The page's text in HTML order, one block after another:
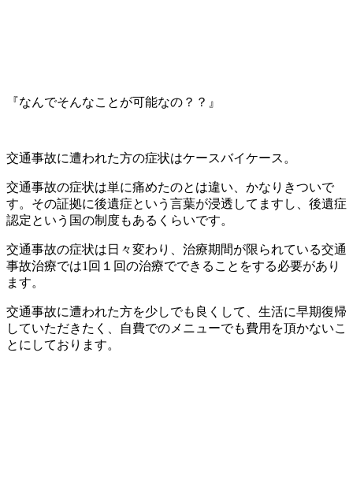
『なんでそんなことが可能なの？？』
交通事故に遭われた方の症状はケースバイケース。
交通事故の症状は単に痛めたのとは違い、かなりきついで
す。その証拠に後遺症という言葉が浸透してますし、後遺症
認定という国の制度もあるくらいです。
交通事故の症状は日々変わり、治療期間が限られている交通
事故治療では1回１回の治療でできることをする必要があり
ます。
交通事故に遭われた方を少しでも良くして、生活に早期復帰
していただきたく、自費でのメニューでも費用を頂かないこ
とにしております。